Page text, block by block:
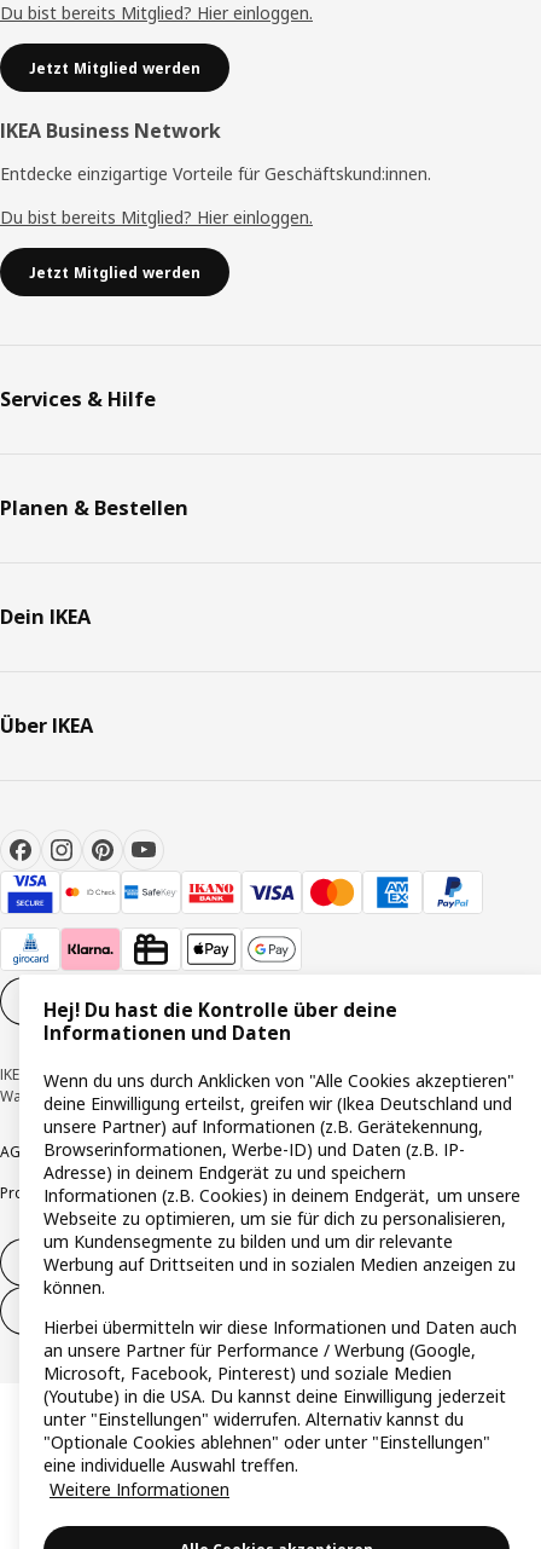
Du bist bereits Mitglied? Hier einloggen.
Jetzt Mitglied werden
IKEA Business Network
Entdecke einzigartige Vorteile für Geschäftskund:innen.
Du bist bereits Mitglied? Hier einloggen.
Jetzt Mitglied werden
Services & Hilfe
Planen & Bestellen
Dein IKEA
Über IKEA
Cookie-Einstellungen
IKEA Deutschland GmbH & Co. KG - Am Wandersmann 2-4, 65719 Hofheim-
Wallau © Inter IKEA Systems B.V. 1999-2026
AGB BarrierefreiheitCookie-RichtlinieDatenschutzerklärung Impressum
ProduktrückrufeResponsible DisclosureVertrauensstelle
Vertrag widerrufen
Hej! Du hast die Kontrolle über deine
Informationen und Daten
Wenn du uns durch Anklicken von "Alle Cookies akzeptieren"
deine Einwilligung erteilst, greifen wir (Ikea Deutschland und
unsere Partner) auf Informationen (z.B. Gerätekennung,
Browserinformationen, Werbe-ID) und Daten (z.B. IP-
Adresse) in deinem Endgerät zu und speichern
Informationen (z.B. Cookies) in deinem Endgerät, um unsere
Webseite zu optimieren, um sie für dich zu personalisieren,
um Kundensegmente zu bilden und um dir relevante
Werbung auf Drittseiten und in sozialen Medien anzeigen zu
können.
Hierbei übermitteln wir diese Informationen und Daten auch
an unsere Partner für Performance / Werbung (Google,
Microsoft, Facebook, Pinterest) und soziale Medien
(Youtube) in die USA. Du kannst deine Einwilligung jederzeit
unter "Einstellungen" widerrufen. Alternativ kannst du
"Optionale Cookies ablehnen" oder unter "Einstellungen"
eine individuelle Auswahl treffen.
Weitere Informationen